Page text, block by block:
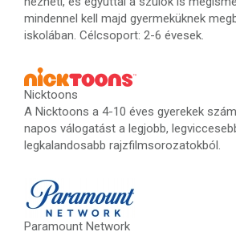
mindennel kell majd gyermeküknek
iskolában. Célcsoport: 2-6 évesek.
Nicktoons
A Nicktoons a 4-10 éves gyerekek
napos válogatást a legjobb,
legkalandosabb rajzfilmsorozatokból.
Paramount Network